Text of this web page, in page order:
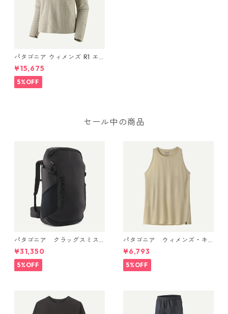
パタゴニア ウィメンズ R1 エ
ア クルー 40241 Wool White
¥15,675
5%OFF
セール中の商品
パタゴニア クラッグスミス
パック 45L ブラック 48066 P
atagonia Cragsmith Pack 日
本正規品
¥31,350
5%OFF
パタゴニア ウィメンズ・キ
ャプリーン・クール・ウルト
ラ・タンク Pumice - Dyno W
hite X-Dye 44740 日本正規
品
¥6,793
5%OFF